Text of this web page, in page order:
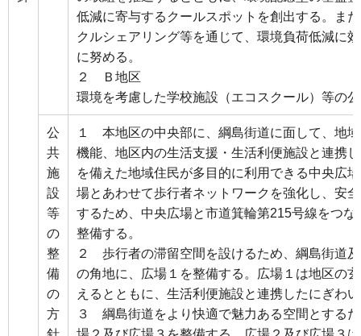
低減に寄与するクールスポットを創出する。ま
クルシェアリング等を通じて、環境負荷低減に
に努める。
２ Ｂ地区
環境を考慮した学校施設（エコスクール）等の
公
共
施
設
等
の
整
備
の
方
１ 本地区の中央部に、綱島街道に面して、地
機能、地区内の生活支援・生活利便施設と連携
を備えた地域住民が多目的に利用できる中央広
場とあわせて歩行者ネットワークを強化し、安
するため、中央広場と市道箕輪第215号線をつ
整備する。
２ 歩行者の滞留空間を設けるため、綱島街道
の角地に、広場１を整備する。広場１は地区の
えるとともに、生活利便施設と連携したにぎわ
３ 綱島街道をより快適で魅力ある空間とする